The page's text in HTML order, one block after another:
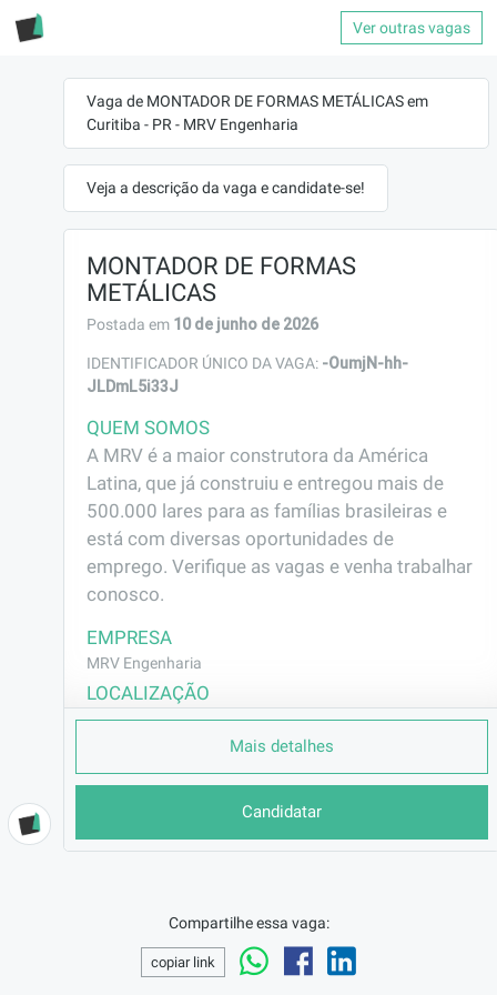
Ver outras vagas
Vaga de MONTADOR DE FORMAS METÁLICAS em
Curitiba - PR - MRV Engenharia
Veja a descrição da vaga e candidate-se!
MONTADOR DE FORMAS
METÁLICAS
Postada em 10 de junho de 2026
IDENTIFICADOR ÚNICO DA VAGA: -OumjN-hh-
JLDmL5i33J
QUEM SOMOS
A MRV é a maior construtora da América
Latina, que já construiu e entregou mais de
500.000 lares para as famílias brasileiras e
está com diversas oportunidades de
emprego. Verifique as vagas e venha trabalhar
conosco.
EMPRESA
MRV Engenharia
LOCALIZAÇÃO
Curitiba/PR
CLT (Efetivo)
R$2945,80
RAMO DE ATUAÇÃO
Construção Civil
Candidatar
Mais detalhes
Compartilhe essa vaga:
copiar link